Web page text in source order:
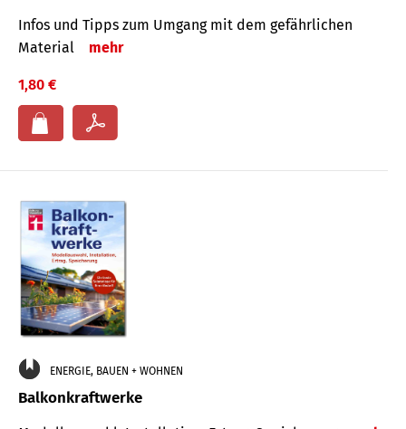
Infos und Tipps zum Um­gang mit dem ge­fähr­lichen
Mate­rial
mehr
1,80 €
ENERGIE, BAUEN + WOHNEN
Balkonkraftwerke